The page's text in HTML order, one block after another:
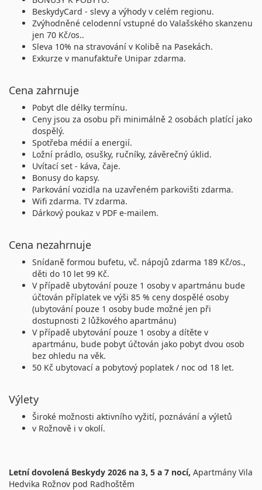
Sleva 28% dříve 5 490 Kč 3 980 Kč
cena za 8 dní (7 nocí)
rezervuj
26.08. - 29.08.26 středa - sobota vlastní
Sleva 36% dříve 3 590 Kč 2 280 Kč
30.08. - 04.09.26
cena za 6 dní (5 nocí)
září 2026
06.09. - 11.09.26 neděle - pátek
Sleva 44% dříve 5 490 Kč 3 080 Kč
cena za 6 dní (5 nocí)
rezervuj
13.09. - 18.09.26 neděle - pátek
2 980 Kč
BeskydyCard - slevy a výhody v celém regionu.
Zvýhodněné celodenní vstupné do Valašského skanzenu
jen 70 Kč/os..
Sleva 10% na stravování v Kolibě na Pasekách.
Exkurze v manufaktuře Unipar zdarma.
Cena zahrnuje
Pobyt dle délky termínu.
Ceny jsou za osobu při minimálně 2 osobách platící jako
dospělý.
Spotřeba médií a energií.
Ložní prádlo, osušky, ručníky, závěrečný úklid.
Uvítací set - káva, čaje.
Bonusy do kapsy.
Parkování vozidla na uzavřeném parkovišti zdarma.
Wifi zdarma. TV zdarma.
Dárkový poukaz v PDF e-mailem.
Cena nezahrnuje
Snídaně formou bufetu, vč. nápojů zdarma 189 Kč/os.,
děti do 10 let 99 Kč.
V případě ubytování pouze 1 osoby v apartmánu bude
účtován příplatek ve výši 85 % ceny dospělé osoby
(ubytování pouze 1 osoby bude možné jen při
dostupnosti 2 lůžkového apartmánu)
V případě ubytování pouze 1 osoby a dítěte v
apartmánu, bude pobyt účtován jako pobyt dvou osob
bez ohledu na věk.
50 Kč ubytovací a pobytový poplatek / noc od 18 let.
Výlety
Široké možnosti aktivního vyžití, poznávání a výletů
v Rožnově i v okolí.
Letní dovolená Beskydy 2026 na 3, 5 a 7 nocí, Apartmány Vila
Hedvika Rožnov pod Radhoštěm